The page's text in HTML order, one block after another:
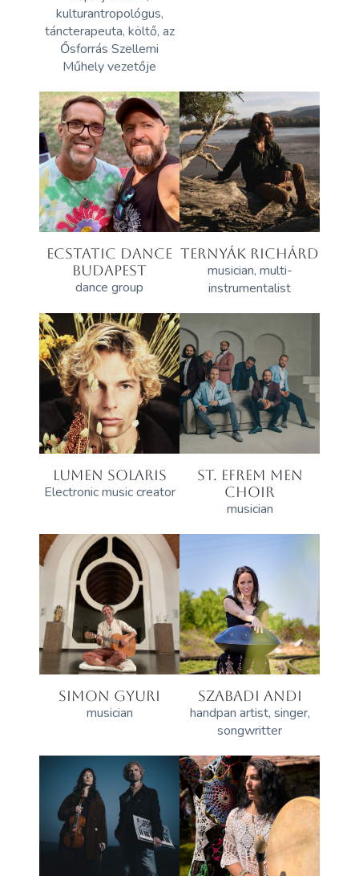
kulturantropológus,
táncterapeuta, költő, az
Ősforrás Szellemi
Műhely vezetője
ECSTATIC DANCE
BUDAPEST
dance group
TERNYÁK RICHÁRD
musician, multi-
instrumentalist
LUMEN SOLARIS
Electronic music creator
ST. EFREM MEN
CHOIR
musician
SIMON GYURI
musician
SZABADI ANDI
handpan artist, singer,
songwritter